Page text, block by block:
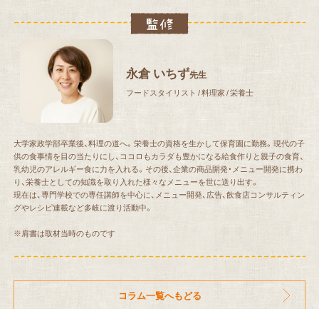
永倉 いちず先生
フードスタイリスト / 料理家 / 栄養士
大学家政学部卒業後、料理の道へ。栄養士の資格を生かして保育園に勤務。現代の子
供の食事情を目の当たりにし、ココロもカラダも豊かになる給食作りと親子の食育、
乳幼児のアレルギー食に力を入れる。その後、企業の商品開発・メニュー開発に携わ
り、栄養士としての知識を取り入れた様々なメニューを世に送り出す。
現在は、専門学校での専任講師を中心に、メニュー開発、広告、飲食店コンサルティン
グやレシピ連載など多岐に渡り活動中。
※肩書は取材当時のものです
コラム一覧へもどる